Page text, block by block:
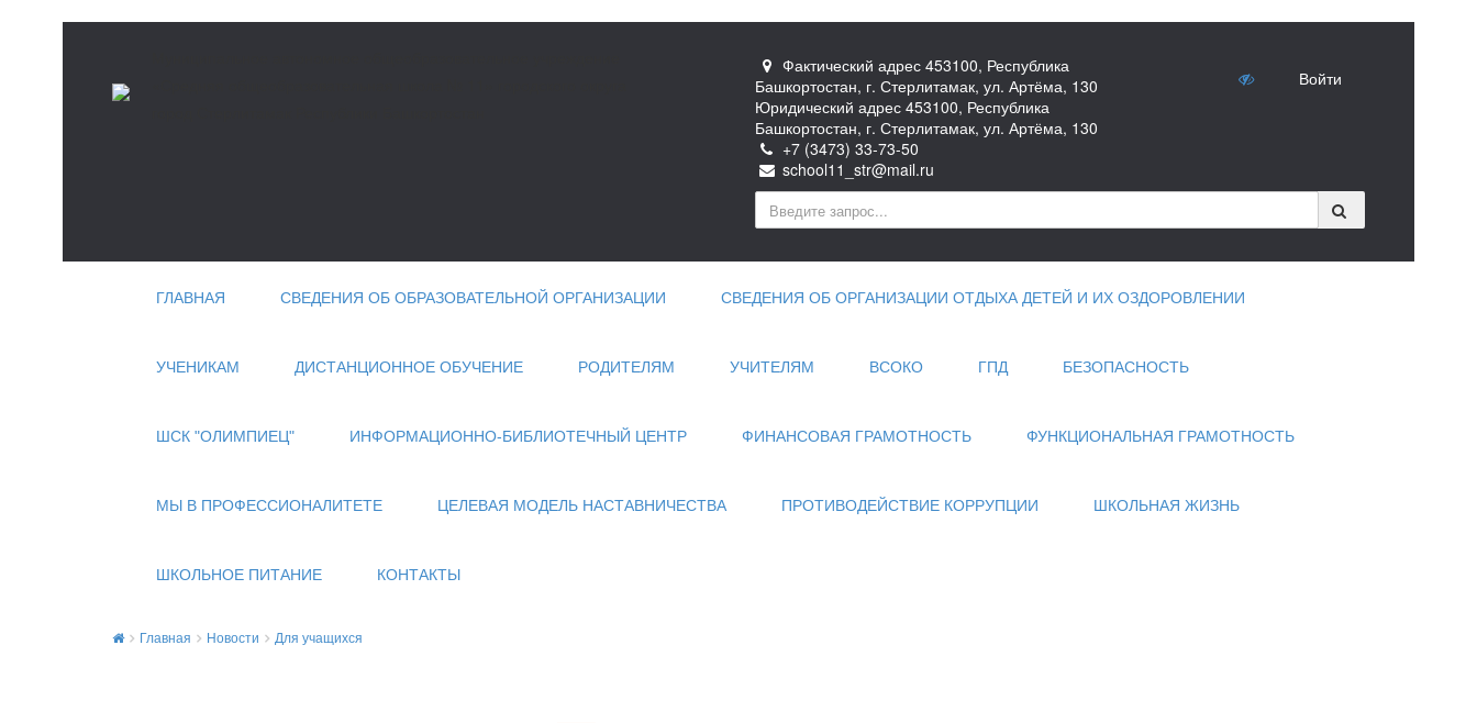
Фактический адрес 453100, Республика
Башкортостан, г. Стерлитамак, ул. Артёма, 130
Юридический адрес 453100, Республика
Башкортостан, г. Стерлитамак, ул. Артёма, 130
+7 (3473) 33-73-50
school11_str@mail.ru
Войти
ГЛАВНАЯ СВЕДЕНИЯ ОБ ОБРАЗОВАТЕЛЬНОЙ ОРГАНИЗАЦИИ СВЕДЕНИЯ ОБ ОРГАНИЗАЦИИ ОТДЫХА ДЕТЕЙ И ИХ ОЗДОРОВЛЕНИИ
УЧЕНИКАМ ДИСТАНЦИОННОЕ ОБУЧЕНИЕ РОДИТЕЛЯМ УЧИТЕЛЯМ ВСОКО ГПД БЕЗОПАСНОСТЬ
ШСК "ОЛИМПИЕЦ" ИНФОРМАЦИОННО-БИБЛИОТЕЧНЫЙ ЦЕНТР ФИНАНСОВАЯ ГРАМОТНОСТЬ ФУНКЦИОНАЛЬНАЯ ГРАМОТНОСТЬ
МЫ В ПРОФЕССИОНАЛИТЕТЕ ЦЕЛЕВАЯ МОДЕЛЬ НАСТАВНИЧЕСТВА ПРОТИВОДЕЙСТВИЕ КОРРУПЦИИ ШКОЛЬНАЯ ЖИЗНЬ
ШКОЛЬНОЕ ПИТАНИЕ КОНТАКТЫ
Главная Новости Для учащихся